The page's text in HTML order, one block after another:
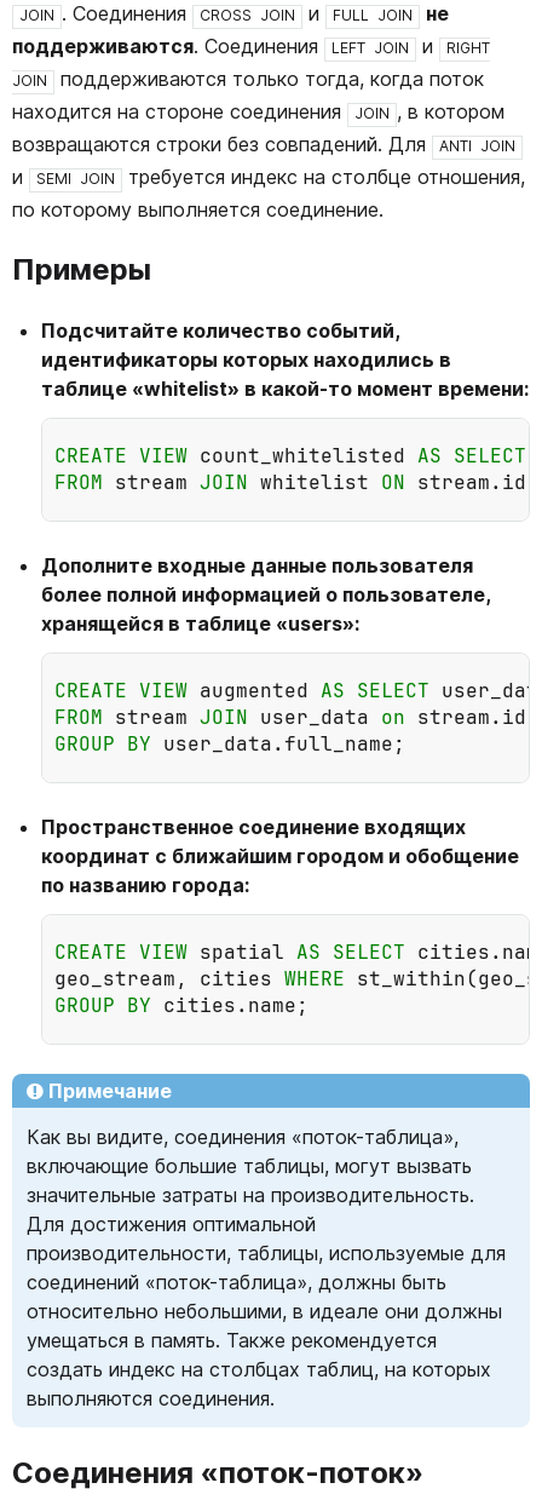
JOIN . Соединения CROSS JOIN и FULL JOIN
не
поддерживаются. Соединения LEFT JOIN и
RIGHT
JOIN
поддерживаются только тогда, когда поток
находится на стороне соединения
JOIN , в котором
возвращаются строки без совпадений. Для
ANTI JOIN
и SEMI JOIN
требуется индекс на столбце отношения,
по которому выполняется соединение.
Примеры
Подсчитайте количество событий,
идентификаторы которых находились в
таблице «whitelist» в какой-то момент времени:
CREATE VIEW count_whitelisted AS SELECT
FROM stream JOIN whitelist ON stream. id
Дополните входные данные пользователя
более полной информацией о пользователе,
хранящейся в таблице «users»:
CREATE VIEW augmented AS SELECT
FROM stream JOIN user_data on stream. id
GROUP BY user_data.full_name;
Пространственное соединение входящих
координат с ближайшим городом и обобщение
по названию города:
CREATE VIEW spatial AS SELECT cities.
geo_stream , cities WHERE st_within(
GROUP BY cities. name;
Примечание
Как вы видите, соединения «поток-таблица»,
включающие большие таблицы, могут вызвать
значительные затраты на производительность.
Для достижения оптимальной
производительности, таблицы, используемые для
соединений «поток-таблица», должны быть
относительно небольшими, в идеале они должны
умещаться в память. Также рекомендуется
создать индекс на столбцах таблиц, на которых
выполняются соединения.
Соединения «поток-поток»